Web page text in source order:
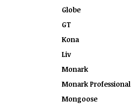
Globe
GT
Kona
Liv
Monark
Monark Professional
Mongoose